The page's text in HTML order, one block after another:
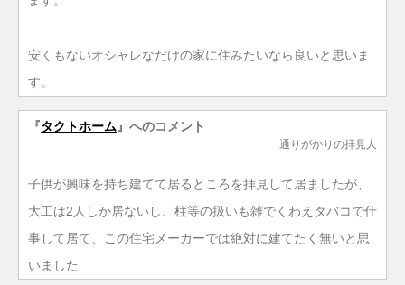
安くもないオシャレなだけの家に住みたいなら良いと思いま
す。
『タクトホーム』へのコメント
通りがかりの拝見人
子供が興味を持ち建てて居るところを拝見して居ましたが、
大工は2人しか居ないし、柱等の扱いも雑でくわえタバコで仕
事して居て、この住宅メーカーでは絶対に建てたく無いと思
いました